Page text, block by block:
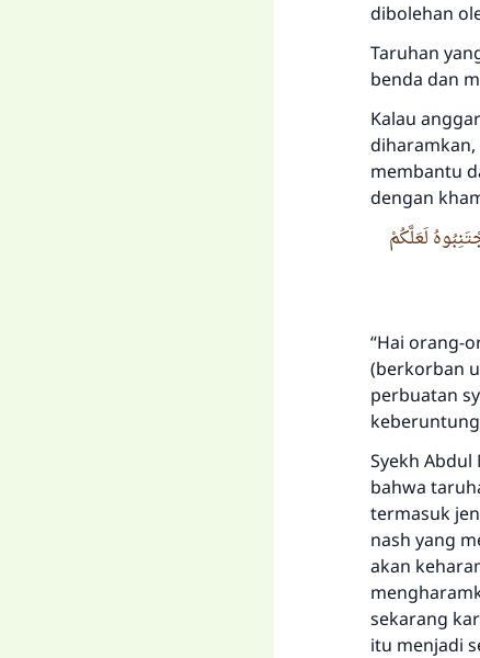
dibolehan
Taruhan
benda dan
Kalau
membantu
dengan
لَعَلَّكُمْ
“Hai orang-
(berkorban
perbuatan
Syekh
bahwa
termasuk
nash yang
akan
sekarang
itu menjadi